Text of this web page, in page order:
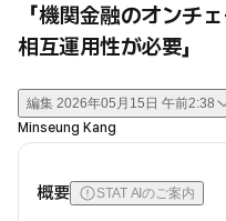
「機関金融のオンチ
相互運用性が必要」
編集 2026年05月15日 午前2:38
Minseung Kang
概要 STAT AIのご案内